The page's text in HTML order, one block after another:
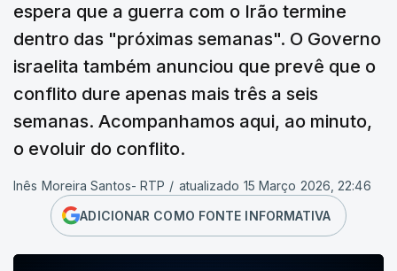
espera que a guerra com o Irão termine
dentro das "próximas semanas". O Governo
israelita também anunciou que prevê que o
conflito dure apenas mais três a seis
semanas. Acompanhamos aqui, ao minuto,
o evoluir do conflito.
Inês Moreira Santos- RTP / atualizado 15 Março 2026, 22:46
ADICIONAR COMO FONTE INFORMATIVA